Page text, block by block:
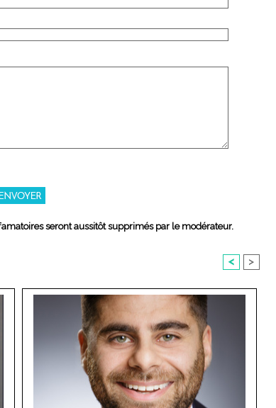
seront aussitôt supprimés par le modérateur.
< >